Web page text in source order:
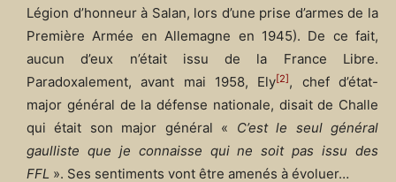
Légion d’honneur à Salan, lors d’une prise d’armes de la
Première Armée en Allemagne en 1945). De ce fait,
aucun d’eux n’était issu de la France Libre.
Paradoxalement, avant mai 1958, Ely[2], chef d’état-
major général de la défense nationale, disait de Challe
qui était son major général « C’est le seul général
gaulliste que je connaisse qui ne soit pas issu des
FFL ». Ses sentiments vont être amenés à évoluer…